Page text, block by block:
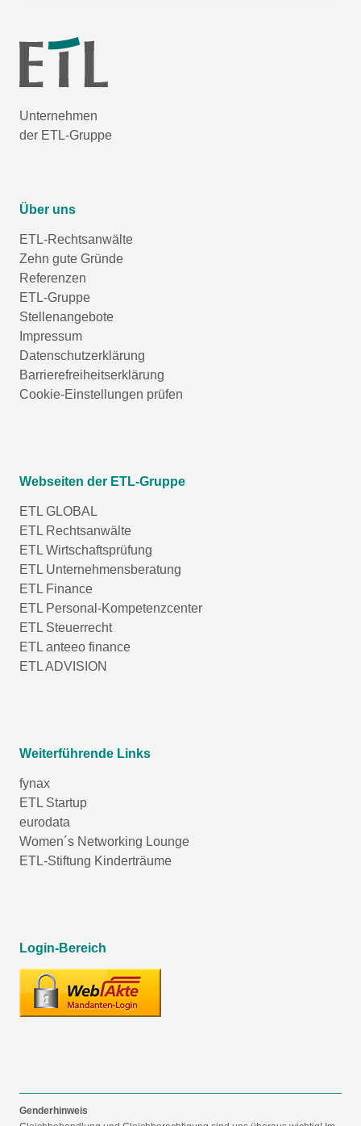
Unternehmen
der ETL-Gruppe
Über uns
ETL-Rechtsanwälte
Zehn gute Gründe
Referenzen
ETL-Gruppe
Stellenangebote
Impressum
Datenschutzerklärung
Barrierefreiheitserklärung
Cookie-Einstellungen prüfen
Webseiten der ETL-Gruppe
ETL GLOBAL
ETL Rechtsanwälte
ETL Wirtschaftsprüfung
ETL Unternehmensberatung
ETL Finance
ETL Personal-Kompetenzcenter
ETL Steuerrecht
ETL anteeo finance
ETL ADVISION
Weiterführende Links
fynax
ETL Startup
eurodata
Women´s Networking Lounge
ETL-Stiftung Kinderträume
Login-Bereich
Genderhinweis